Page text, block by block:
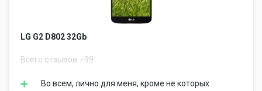
LG G2 D802 32Gb
Всего отзывов 99
Во всем, лично для меня, кроме не которых